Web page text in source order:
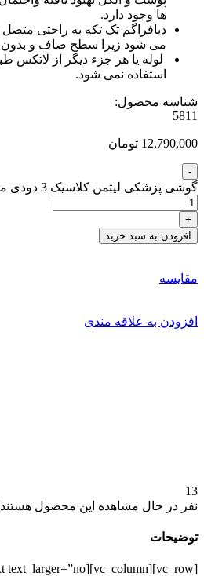
ها وجود دارد.
دیافراگم تک تکه به راحتی
می شود زیرا سطح صاف و
لوله یا هر جزء دیگر از لاتکس
استفاده نمی شود.
شناسه محصول:
5811
12,790,000 تومان
گوشی پزشکی لیتمن کلاسیک 3 دودی مشکی 5811 عدد
افزودن به سبد خرید
مقایسه
افزودن به علاقه مندی
13
نفر در حال مشاهده این محصول
توضیحات
[vc_row][vc_column][vc_column_text text_larger=”no”]